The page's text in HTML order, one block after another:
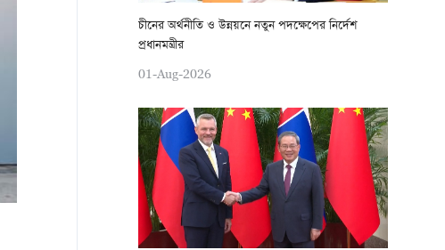
চীনের অর্থনীতি ও উন্নয়নে নতুন পদক্ষেপের নির্দেশ
প্রধানমন্ত্রীর
01-Aug-2026